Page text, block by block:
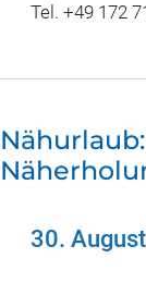
Tel. +49 172
30.